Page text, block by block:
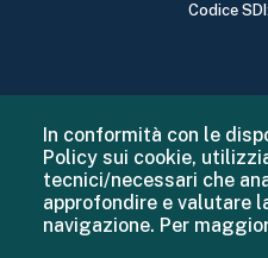
Codice
In conformità con le
Policy sui cookie,
tecnici/necessari che
approfondire e valutare
navigazione. Per